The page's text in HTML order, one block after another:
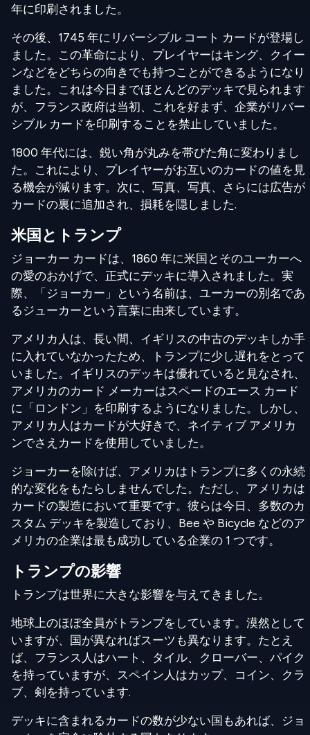
年に印刷されました。
その後、1745 年にリバーシブル コート カードが登場し
ました。この革命により、プレイヤーはキング、クイー
ンなどをどちらの向きでも持つことができるようになり
ました。これは今日までほとんどのデッキで見られます
が、フランス政府は当初、これを好まず、企業がリバー
シブル カードを印刷することを禁止していました。
1800 年代には、鋭い角が丸みを帯びた角に変わりまし
た。これにより、プレイヤーがお互いのカードの値を見
る機会が減ります。次に、写真、写真、さらには広告が
カードの裏に追加され、損耗を隠しました.
米国とトランプ
ジョーカー カードは、1860 年に米国とそのユーカーへ
の愛のおかげで、正式にデッキに導入されました。実
際、「ジョーカー」という名前は、ユーカーの別名であ
るジューカーという言葉に由来しています。
アメリカ人は、長い間、イギリスの中古のデッキしか手
に入れていなかったため、トランプに少し遅れをとって
いました。イギリスのデッキは優れていると見なされ、
アメリカのカード メーカーはスペードのエース カード
に「ロンドン」を印刷するようになりました。しかし、
アメリカ人はカードが大好きで、ネイティブ アメリカ
ンでさえカードを使用していました。
ジョーカーを除けば、アメリカはトランプに多くの永続
的な変化をもたらしませんでした。ただし、アメリカは
カードの製造において重要です。彼らは今日、多数のカ
スタム デッキを製造しており、Bee や Bicycle などのア
メリカの企業は最も成功している企業の 1 つです。
トランプの影響
トランプは世界に大きな影響を与えてきました。
地球上のほぼ全員がトランプをしています。漠然として
いますが、国が異なればスーツも異なります。たとえ
ば、フランス人はハート、タイル、クローバー、パイク
を持っていますが、スペイン人はカップ、コイン、クラ
ブ、剣を持っています.
デッキに含まれるカードの数が少ない国もあれば、ジョ